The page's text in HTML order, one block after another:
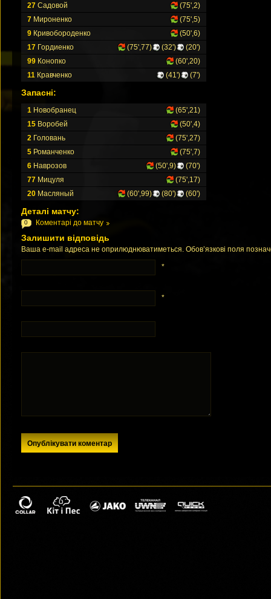
27 Садовой
(75',2)
7 Мироненко
(75',5)
9 Кривобороденко
(50',6)
17 Гордиенко (20')
(32')
(75',77)
99 Конопко
(60',20)
11 Кравченко (7')
(41')
Запасні:
1 Новобранец
(65',21)
15 Воробей
(50',4)
2 Головань
(75',27)
5 Романченко
(75',7)
6 Наврозов (70')
(50',9)
77 Мицуля
(75',17)
20 Масляный (60')
(80')
(60',99)
Деталі матчу:
0 Коментарі до матчу
Залишити відповідь
Ваша e-mail адреса не оприлюднюватиметься. Обов’язкові поля
*
*